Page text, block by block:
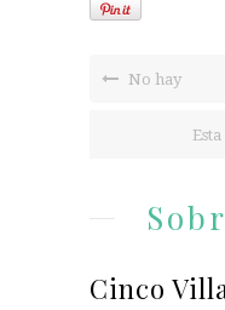
No hay
Cinco